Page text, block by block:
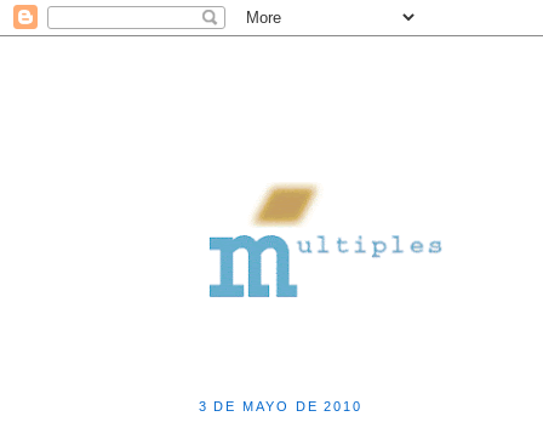
3 DE MAYO DE 2010